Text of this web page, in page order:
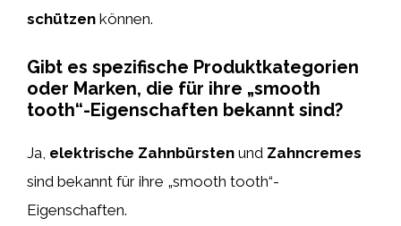
schützen können.
Gibt es spezifische Produktkategorien
oder Marken, die für ihre „smooth
tooth“-Eigenschaften bekannt sind?
Ja, elektrische Zahnbürsten und Zahncremes
sind bekannt für ihre „smooth tooth“-
Eigenschaften.